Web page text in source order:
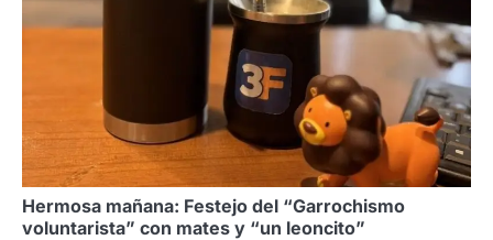
Hermosa mañana: Festejo del “Garrochismo
voluntarista” con mates y “un leoncito”